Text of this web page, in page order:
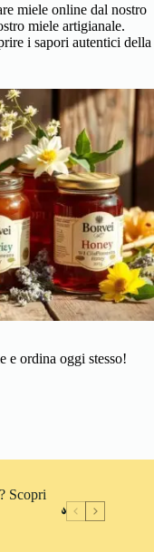
miele online dal nostro
miele artigianale.
i sapori autentici della
e ordina oggi stesso!
Scopri